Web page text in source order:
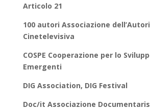
Articolo 21
100 autori Associazione
Cinetelevisiva
COSPE Cooperazione per lo
Emergenti
DIG Association, DIG Festival
Doc/it Associazione